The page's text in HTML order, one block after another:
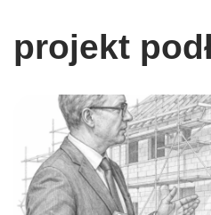
projekt